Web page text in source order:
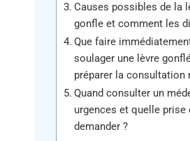
Causes possibles de la
gonfle et comment les
Que faire
soulager une lèvre
préparer la consultation
Quand consulter un
urgences et quelle prise
demander ?